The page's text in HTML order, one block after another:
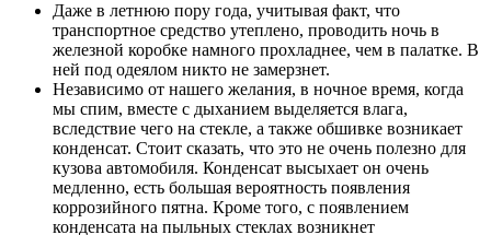
Даже в летнюю пору года, учитывая факт, что
транспортное средство утеплено, проводить ночь в
железной коробке намного прохладнее, чем в палатке. В
ней под одеялом никто не замерзнет.
Независимо от нашего желания, в ночное время, когда
мы спим, вместе с дыханием выделяется влага,
вследствие чего на стекле, а также обшивке возникает
конденсат. Стоит сказать, что это не очень полезно для
кузова автомобиля. Конденсат высыхает он очень
медленно, есть большая вероятность появления
коррозийного пятна. Кроме того, с появлением
конденсата на пыльных стеклах возникнет